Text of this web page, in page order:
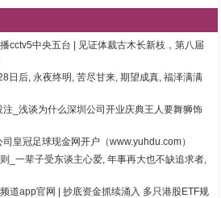
cctv5中央五台 | 见证体裁古木长新枝，第八届
日后, 永夜终明, 苦尽甘来, 期望成真, 福泽满满
_浅谈为什么深圳公司开业庆典王人要舞狮饰
皇冠足球现金网开户（www.yuhdu.com）
_一辈子受东谈主心爱, 年事再大也不缺追求者,
道app官网 | 抄底资金抓续涌入 多只港股ETF规